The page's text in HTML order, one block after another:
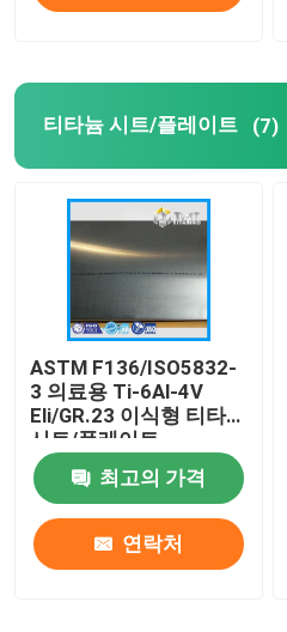
티타늄 장비
티타늄 분말
티타늄 시트/플레이트 (7)
ASTM F136/ISO5832-
3 의료용 Ti-6Al-4V
Eli/GR.23 이식형 티타늄
시트/플레이트
최고의 가격
연락처